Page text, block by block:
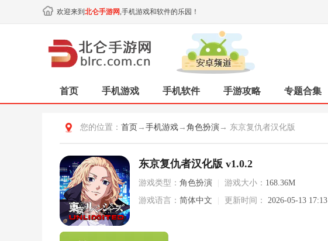
欢迎来到 北仑手游网,手机游戏和软件的乐园！
首页 手机游戏 手机软件 手游攻略 专题合集
您的位置： 首页 → 手机游戏 → 角色扮演 → 东京复仇者汉化版
东京复仇者汉化版 v1.0.2
游戏类型： 角色扮演 游戏大小： 168.36M
游戏语言： 简体中文 更新时间： 2026-05-13 17:13